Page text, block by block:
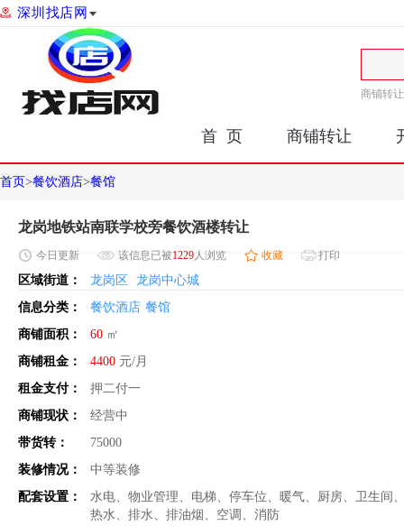
深圳找店网
商铺转让
首 页 商铺转让
首页>餐饮酒店>餐馆
龙岗地铁站南联学校旁餐饮酒楼转让
今日 更新 该信息已被1229人浏览 收藏 打印
区域街道： 龙岗区
龙岗中心城
信息分类：
餐饮酒店 餐馆
商铺面积：
60 ㎡
商铺租金：
4400 元/月
租金支付：
押二付一
商铺现状：
经营中
带货转：
75000
装修情况：
中等装修
配套设置：
水电、物业管理、电梯、停车位、暖气、厨房、卫生间
热水、排水、排油烟、空调、消防